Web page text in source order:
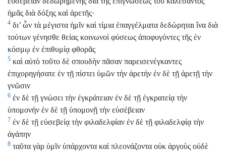
ἡμᾶς διὰ δόξης καὶ ἀρετῆς·
4 δι’ ὧν τὰ μέγιστα ἡμῖν καὶ τίμια ἐπαγγέλματα δεδώρηται ἵνα διὰ
τούτων γένησθε θείας κοινωνοὶ φύσεως ἀποφυγόντες τῆς ἐν
κόσμῳ ἐν ἐπιθυμίᾳ φθορᾶς
5 καὶ αὐτὸ τοῦτο δὲ σπουδὴν πᾶσαν παρεισενέγκαντες
ἐπιχορηγήσατε ἐν τῇ πίστει ὑμῶν τὴν ἀρετήν ἐν δὲ τῇ ἀρετῇ τὴν
γνῶσιν
6 ἐν δὲ τῇ γνώσει τὴν ἐγκράτειαν ἐν δὲ τῇ ἐγκρατείᾳ τὴν
ὑπομονήν ἐν δὲ τῇ ὑπομονῇ τὴν εὐσέβειαν
7 ἐν δὲ τῇ εὐσεβείᾳ τὴν φιλαδελφίαν ἐν δὲ τῇ φιλαδελφίᾳ τὴν
ἀγάπην
8 ταῦτα γὰρ ὑμῖν ὑπάρχοντα καὶ πλεονάζοντα οὐκ ἀργοὺς οὐδὲ